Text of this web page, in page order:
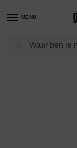
MENU
Shop /